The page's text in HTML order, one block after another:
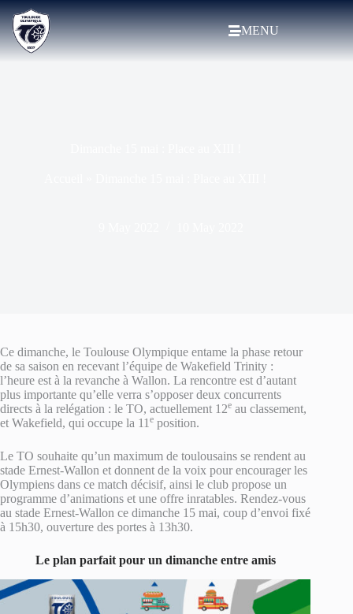
MENU
Ce dimanche, le Toulouse Olympique entame la phase retour
de sa saison en recevant l’équipe de Wakefield Trinity :
l’heure est à la revanche à Wallon. La rencontre est d’autant
plus importante qu’elle verra s’opposer deux concurrents
directs à la relégation : le TO, actuellement 12e au classement,
et Wakefield, qui occupe la 11 e position.
Le TO souhaite qu’un maximum de toulousains se rendent au
stade Ernest-Wallon et donnent de la voix pour encourager les
Olympiens dans ce match décisif, ainsi le club propose un
programme d’animations et une offre inratables. Rendez-vous
au stade Ernest-Wallon ce dimanche 15 mai, coup d’envoi fixé
à 15h30, ouverture des portes à 13h30.
Le plan parfait pour un dimanche entre amis